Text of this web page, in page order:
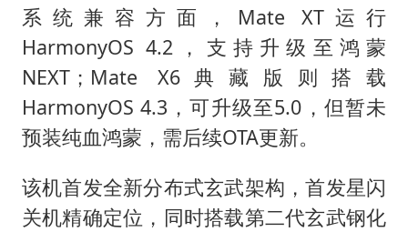
系统兼容方面，Mate XT运行
HarmonyOS 4.2，支持升级至鸿蒙
NEXT；Mate X6典藏版则搭载
HarmonyOS 4.3，可升级至5.0，但暂未
预装纯血鸿蒙，需后续OTA更新。
该机首发全新分布式玄武架构，首发星闪
关机精确定位，同时搭载第二代玄武钢化